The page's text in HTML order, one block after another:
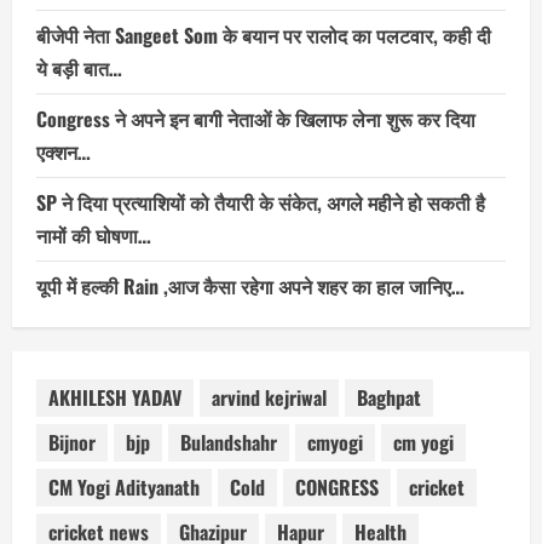
बीजेपी नेता Sangeet Som के बयान पर रालोद का पलटवार, कही दी
ये बड़ी बात…
Congress ने अपने इन बागी नेताओं के खिलाफ लेना शुरू कर दिया
एक्शन…
SP ने दिया प्रत्याशियों को तैयारी के संकेत, अगले महीने हो सकती है
नामों की घोषणा…
यूपी में हल्की Rain ,आज कैसा रहेगा अपने शहर का हाल जानिए…
AKHILESH YADAV arvind kejriwal
Baghpat
Bijnor
bjp Bulandshahr cmyogi
cm yogi
CM Yogi Adityanath
Cold CONGRESS
cricket
cricket news
Ghazipur Hapur
Health